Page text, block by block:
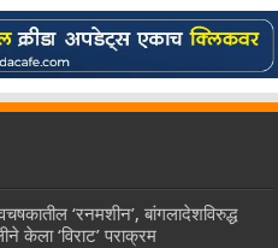
‘रनमशीन’, बांगलादेशविरुद्ध
केला ‘विराट’ पराक्रम